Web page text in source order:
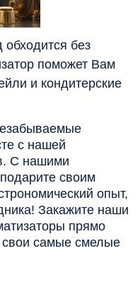
без
поможет Вам
и кондитерские
с нашей
С нашими
своим
опыт,
Закажите наши
прямо
свои самые смелые